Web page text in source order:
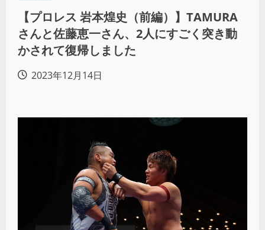
【プロレス 岩本煌史（前編）】TAMURA
さんと佐藤恵一さん、2人にすごく突き動
かされて復帰しました
2023年12月14日